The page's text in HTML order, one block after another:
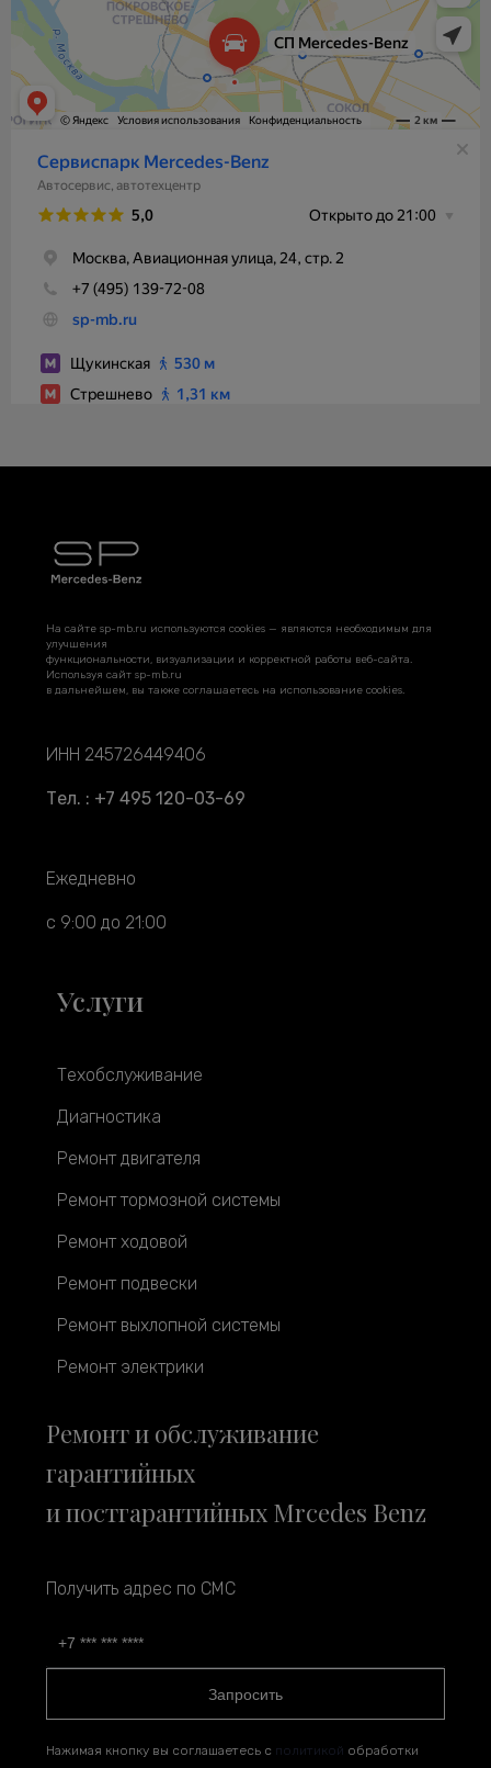
На сайте sp-mb.ru используются cookies — являются необходимым для
улучшения
функциональности, визуализации и корректной работы веб-сайта.
Используя сайт sp-mb.ru
в дальнейшем, вы также соглашаетесь на использование cookies.
ИНН 245726449406
Тел. : +7 495 120-03-69
Ежедневно
с 9:00 до 21:00
Услуги
Техобслуживание
Диагностика
Ремонт двигателя
Ремонт тормозной системы
Ремонт ходовой
Ремонт подвески
Ремонт выхлопной системы
Ремонт электрики
Ремонт и обслуживание
гарантийных
и постгарантийных Mrcedes Benz
Получить адрес по СМС
Запросить
Нажимая кнопку вы соглашаетесь с политикой обработки